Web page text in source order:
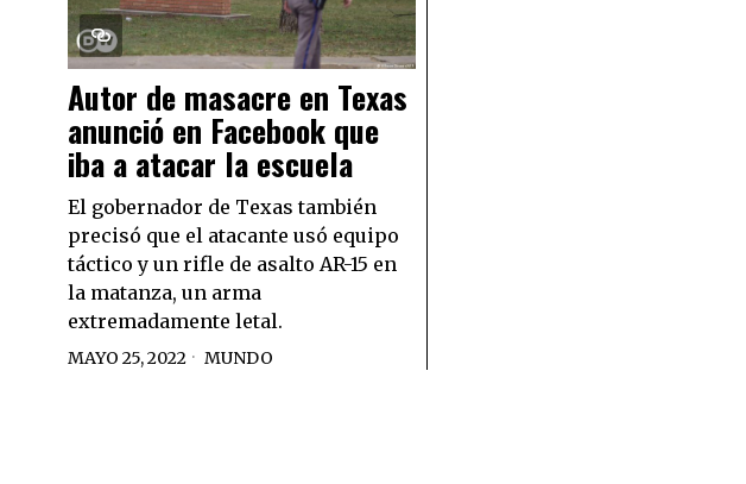
Autor de masacre en Texas
anunció en Facebook que
iba a atacar la escuela
El gobernador de Texas también
precisó que el atacante usó equipo
táctico y un rifle de asalto AR-15 en
la matanza, un arma
extremadamente letal.
MAYO 25, 2022 MUNDO